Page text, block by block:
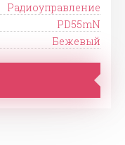
Радиоуправление
PD55mN
Бежевый